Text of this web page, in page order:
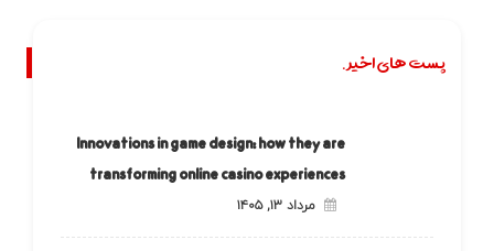
پست های اخیر.
Innovations in game design: how they are
transforming online casino experiences
مرداد ۱۳, ۱۴۰۵